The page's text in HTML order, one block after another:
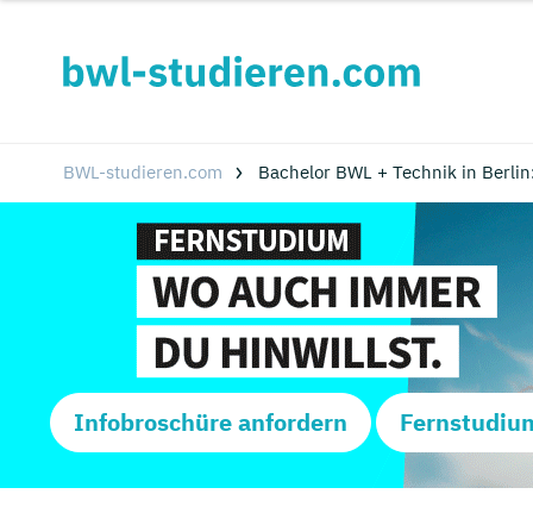
BWL-studieren.com Bachelor BWL + Technik in
Infobroschüre anfordern